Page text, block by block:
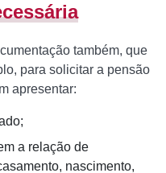
também, que
para solicitar a pensão
apresentar:
a relação de
nascimento,